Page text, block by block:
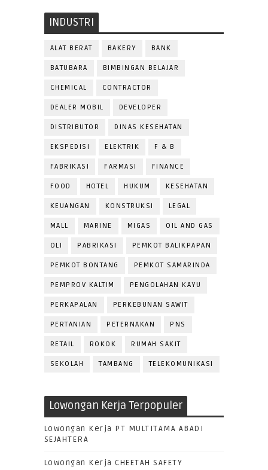
INDUSTRI
ALAT BERAT BAKERY BANK
BATUBARA BIMBINGAN BELAJAR
CHEMICAL CONTRACTOR
DEALER MOBIL DEVELOPER
DISTRIBUTOR DINAS KESEHATAN
EKSPEDISI ELEKTRIK F & B
FABRIKASI FARMASI FINANCE
FOOD HOTEL HUKUM KESEHATAN
KEUANGAN KONSTRUKSI LEGAL
MALL MARINE MIGAS OIL AND GAS
OLI PABRIKASI PEMKOT BALIKPAPAN
PEMKOT BONTANG PEMKOT SAMARINDA
PEMPROV KALTIM PENGOLAHAN KAYU
PERKAPALAN PERKEBUNAN SAWIT
PERTANIAN PETERNAKAN PNS
RETAIL ROKOK RUMAH SAKIT
SEKOLAH TAMBANG TELEKOMUNIKASI
Lowongan Kerja Terpopuler
Lowongan Kerja PT MULTITAMA ABADI
SEJAHTERA
Lowongan Kerja CHEETAH SAFETY